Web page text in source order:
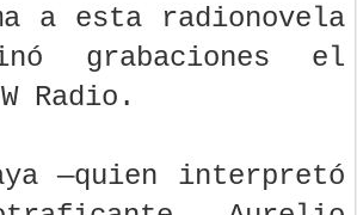
a esta radionovela
grabaciones el
Radio.
—quien interpretó